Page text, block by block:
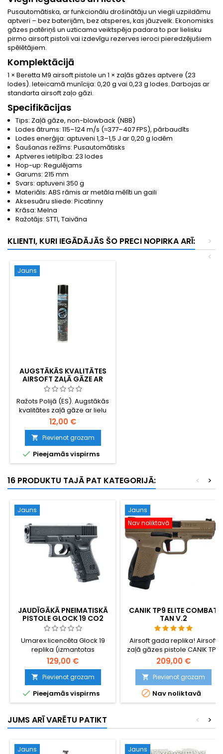
Pusautomātiska, ar funkcionālu drošinātāju un viegli uzpildāmu
aptveri – bez baterijām, bez atsperes, kas jāuzvelk. Ekonomisks
gāzes patēriņš un uzticama veiktspēja padara to par lielisku
pirmo airsoft pistoli vai izdevīgu rezerves ieroci pieredzējušiem
spēlētājiem.
Komplektācijā
1 × Beretta M9 airsoft pistole un 1 × zaļās gāzes aptvere (23
lodes). Ieteicamā munīcija: 0,20 g vai 0,23 g lodes. Darbojas ar
standarta airsoft zaļo gāzi.
Specifikācijas
Tips: Zaļā gāze, non-blowback (NBB)
Lodes ātrums: 115–124 m/s (≈377–407 FPS), pārbaudīts
Lodes enerģija: aptuveni 1,3–1,5 J ar 0,20 g lodēm
Šaušanas režīms: Pusautomātisks
Aptveres ietilpība: 23 lodes
Hop-up: Regulējams
Garums: 215 mm
Svars: aptuveni 350 g
Materiāls: ABS rāmis ar metāla mēlīti un gaili
Aksesuāru sliede: Picatinny
Krāsa: Melna
Ražotājs: STTI, Taivāna
KLIENTI, KURI IEGĀDĀJĀS ŠO PRECI NOPIRKA ARĪ:
>
<
Jauns
AUGSTĀKĀS KVALITĀTES
AIRSOFT ZAĻĀ GĀZE AR
SILIKONA EĻĻU – 1 LITRS,
RAŽOTA ES
Ražots Polijā (ES). Augstākās
kvalitātes zaļā gāze ar lielu
silikona eļļas devu — katra
šāviena laikā eļļo un aizsargā
vārstus un blīvējumus,
tādējādi pagarinot jūsu GBB
kalpošanas laiku. Spēcīgs,
stabils spiediens nodrošina
precīzāku šaušanu un izteiktu
atsitienu. 1 l pudele.
12,00 €
 Pievienot grozam
 Pieejamās vispirms
16 PRODUKTU TAJĀ PAT KATEGORIJĀ: >
<
Jauns
JAUDĪGĀKĀ PNEIMATISKĀ
PISTOLE GLOCK 19 CO2
Umarex licencēta Glock 19
replika (izmantotas
oriģinālās Glock preču zīmes
un marķējumi).
129,00 €
 Pievienot grozam
 Pieejamās vispirms
Jauns
Nav noliktavā
CANIK TP9 ELITE COMBAT
TAN V.2
Airsoft gada replika! Airsoft
zaļā gāzes pistole CANIK TP9
Elite Combat - oficiāla CANIK
replika TAN krāsā, izgatavota
saskaņā ar ražotāja licenci,
ļoti reālistiska.
209,00 €
 Pievienot grozam
 Nav noliktavā
JUMS ARĪ VARĒTU PATIKT >
<
Jauns Jauns